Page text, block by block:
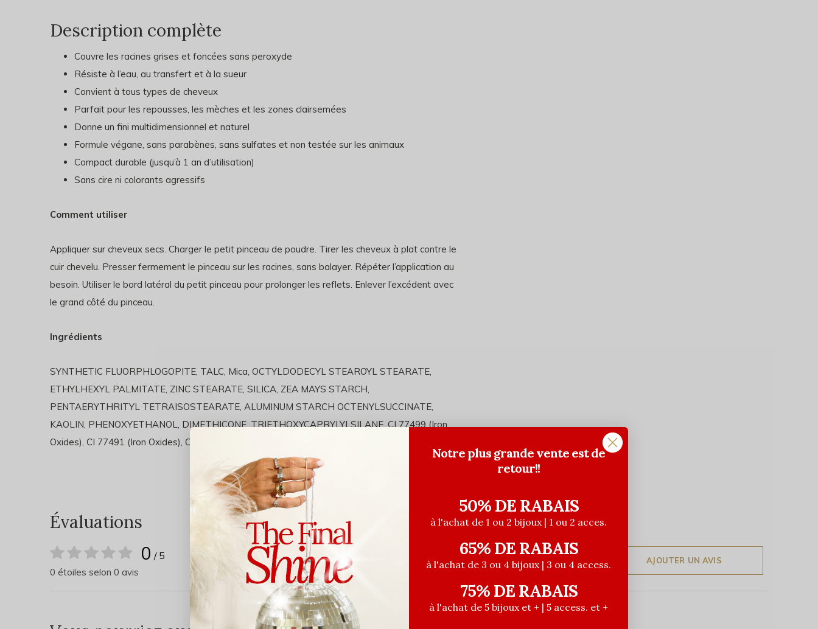
Description complète
Couvre les racines grises et foncées sans peroxyde
Résiste à l’eau, au transfert et à la sueur
Convient à tous types de cheveux
Parfait pour les repousses, les mèches et les zones clairsemées
Donne un fini multidimensionnel et naturel
Formule végane, sans parabènes, sans sulfates et non testée sur les animaux
Compact durable (jusqu’à 1 an d’utilisation)
Sans cire ni colorants agressifs
Comment utiliser
Appliquer sur cheveux secs. Charger le petit pinceau de poudre. Tirer les cheveux à plat contre le
cuir chevelu. Presser fermement le pinceau sur les racines, sans balayer. Répéter l’application au
besoin. Utiliser le bord latéral du petit pinceau pour prolonger les reflets. Enlever l’excédent avec
le grand côté du pinceau.
Ingrédients
SYNTHETIC FLUORPHLOGOPITE, TALC, Mica, OCTYLDODECYL STEAROYL STEARATE,
ETHYLHEXYL PALMITATE, ZINC STEARATE, SILICA, ZEA MAYS STARCH,
PENTAERYTHRITYL TETRAISOSTEARATE, ALUMINUM STARCH OCTENYLSUCCINATE,
KAOLIN, PHENOXYETHANOL, DIMETHICONE, TRIETHOXYCAPRYLYLSILANE, CI 77499 (Iron
Oxides), CI 77491 (Iron Oxides), CI 77891 (Titanium Dioxide) FORMULA #711-0
Évaluations
0 / 5
0 étoiles selon 0 avis
AJOUTER UN AVIS
Notre plus grande vente est de
retour!!
50% DE RABAIS
à l'achat de 1 ou 2 bijoux | 1 ou 2 acces.
65% DE RABAIS
à l'achat de 3 ou 4 bijoux | 3 ou 4 access.
75% DE RABAIS
à l'achat de 5 bijoux et + | 5 access. et +